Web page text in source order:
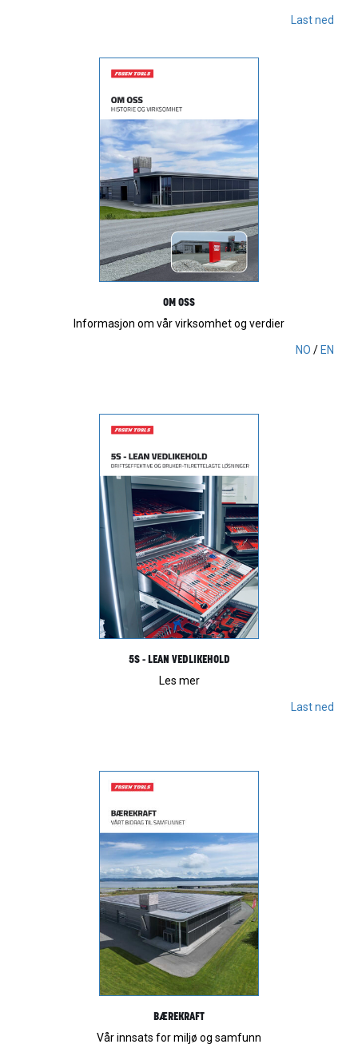
Last ned
OM OSS
Informasjon om vår virksomhet og verdier
NO / EN
5S - LEAN VEDLIKEHOLD
Les mer
Last ned
BÆREKRAFT
Vår innsats for miljø og samfunn